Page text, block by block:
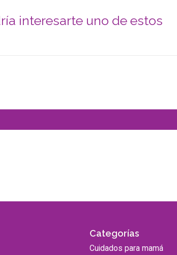
interesarte uno de estos
Categorías
Cuidados para mamá